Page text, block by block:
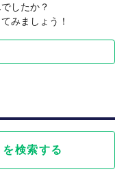
したか？
みましょう！
検索する